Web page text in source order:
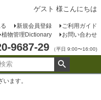
ゲスト 様こんにちは
新規会員登録
ご利用ガイド
植物管理Dictionary お問い合わせ
9687-29 （平日 9:00〜16:00)
ます。